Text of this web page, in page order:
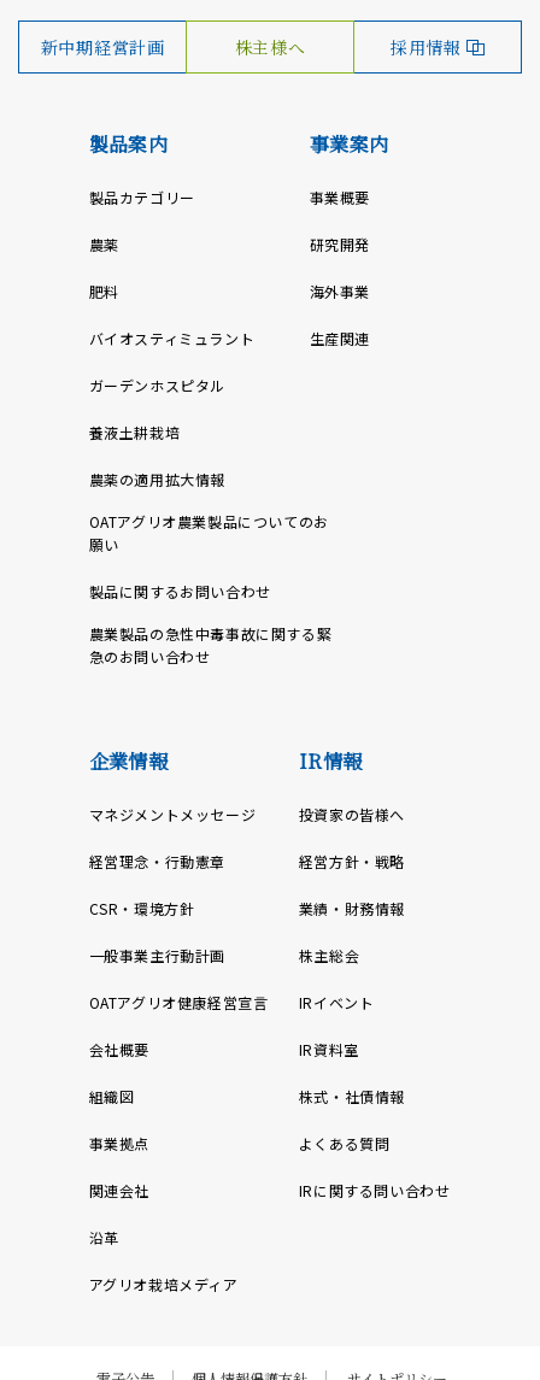
新中期経営計画 株主様へ 採用情報
製品案内
製品カテゴリー
農薬
肥料
バイオスティミュラント
ガーデンホスピタル
養液土耕栽培
農薬の適用拡大情報
OATアグリオ農業製品についてのお
願い
製品に関するお問い合わせ
農業製品の急性中毒事故に関する緊
急のお問い合わせ
事業案内
事業概要
研究開発
海外事業
生産関連
企業情報
マネジメントメッセージ
経営理念・行動憲章
CSR・環境方針
一般事業主行動計画
OATアグリオ健康経営宣言
会社概要
組織図
事業拠点
関連会社
沿革
アグリオ栽培メディア
IR情報
投資家の皆様へ
経営方針・戦略
業績・財務情報
株主総会
IRイベント
IR資料室
株式・社債情報
よくある質問
IRに関する問い合わせ